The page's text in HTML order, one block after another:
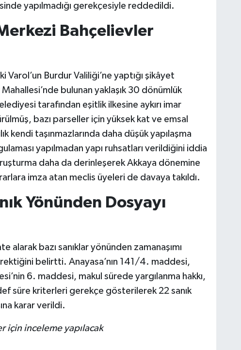
yapılmadığı gerekçesiyle reddedildi.
Bahçelievler
Varol’un Burdur Valiliği’ne yaptığı şikâyet
bulunan yaklaşık 30 dönümlük
tarafından eşitlik ilkesine aykırı imar
bazı parseller için yüksek kat ve emsal
kendi taşınmazlarında daha düşük yapılaşma
yapılmadan yapı ruhsatları verildiğini iddia
daha da derinleşerek Akkaya dönemine
imza atan meclis üyeleri de davaya takıldı.
Yönünden Dosyayı
alarak bazı sanıklar yönünden zamanaşımı
belirtti. Anayasa’nın 141/4. maddesi,
6. maddesi, makul sürede yargılanma hakkı,
süre kriterleri gerekçe gösterilerek 22 sanık
karar verildi.
için inceleme yapılacak